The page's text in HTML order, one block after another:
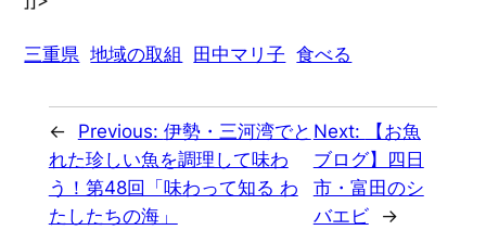
三重県 地域の取組 田中マリ子 食べる
← Previous: 伊勢・三河湾でと
れた珍しい魚を調理して味わ
う！第48回「味わって知る わ
たしたちの海」
Next:
【お魚
ブログ】四日
市・富田のシ
バエビ
→